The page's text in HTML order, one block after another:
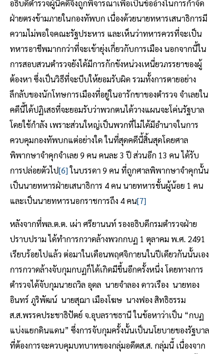
อธิบดีตำรวจผู้นี้คดีจึงถูกพิจารณาเพื่อเป็นข้ออ้างในการกำจัด
ฝ่ายตรงข้ามภายในกองทัพบก เนื่องด้วยนายทหารเสนาธิการมี
ความไม่พอใจคณะรัฐประหาร และเห็นว่าทหารควรที่จะเป็น
ทหารอาชีพมากกว่าที่จะเข้ายุ่งเกี่ยวกับการเมือง นอกจากนี้ใน
การสอบสวนตำรวจยังได้มีการกักขังหน่วงเหนี่ยวภรรยาของผู้
ต้องหา ซึ่งเป็นวิธีที่จะบีบให้ยอมรับผิด รวมทั้งการตายอย่าง
ลึกลับของนักโทษการเมืองที่อยู่ในอารักขาของตำรวจ จำเลยใน
คดีนี้ได้ปฏิเสธที่จะยอมรับว่าพวกตนได้วางแผนจะโค่นรัฐบาล
โดยใช้กำลัง เพราะส่วนใหญ่เป็นพวกที่ไม่ได้มีอำนาจในการ
ควบคุมกองทัพบกแต่อย่างใด ในที่สุดคดีนี้สิ้นสุดโดยศาล
พิพากษาจำคุกจำเลย 9 คน คนละ 3 ปี ส่วนอีก 13 คน ได้รับ
การปล่อยตัวไป[6]ในบรรดา 9 คน ที่ถูกศาลพิพากษาจำคุกนั้น
เป็นนายทหารฝ่ายเสนาธิการ 4 คน นายทหารชั้นผู้น้อย 1 คน
และเป็นนายทหารนอกราชการถึง 4 คน[7]
หลังจากที่พล.ต.ต. เผ่า ศรียานนท์ รองอธิบดีกรมตำรวจฝ่าย
ปราบปราม ได้ทำการกวาดล้างพวกกบฏ 1 ตุลาคม พ.ศ. 2491
เรียบร้อยไปแล้ว ต่อมาในเดือนพฤศจิกายนในปีเดียวกันนั้นเอง
การกวาดล้างจับกุมกบฏก็ได้เกิดมีขึ้นอีกครั้งหนึ่ง โดยทางการ
ตำรวจได้จับกุมนายถวิล อุดล นายจำลอง ดาวเรือง นายทอง
อินทร์ ภูริพัฒน์ นายสุฌา เมืองโฆษ นางฟอง สิทธิธรรม
ส.ส.พรรคประชาธิปัตย์ จ.อุบลราชธานี ในข้อหาว่าเป็น “กบฏ
แบ่งแยกดินแดน” ซึ่งการจับกุมครั้งนั้นเป็นนโยบายของรัฐบาล
ที่ต้องการจะควบคุมบทบาทของกลุ่มอดีตส.ส. กลุ่มนี้ เนื่องจาก